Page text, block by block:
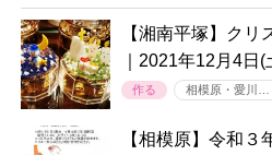
【湘南平塚】クリ
｜2021年12月4日(
作る 相模原・愛川…
【相模原】令和３